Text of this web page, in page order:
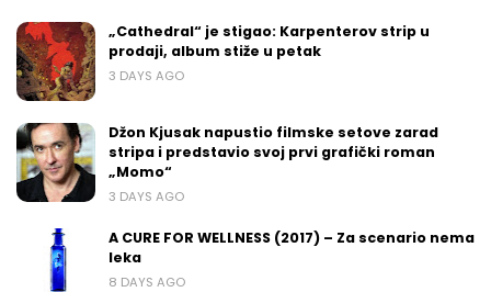
„Cathedral“ je stigao: Karpenterov strip u
prodaji, album stiže u petak
3 DAYS AGO
Džon Kjusak napustio filmske setove zarad
stripa i predstavio svoj prvi grafički roman
„Momo“
3 DAYS AGO
A CURE FOR WELLNESS (2017) – Za scenario nema
leka
8 DAYS AGO